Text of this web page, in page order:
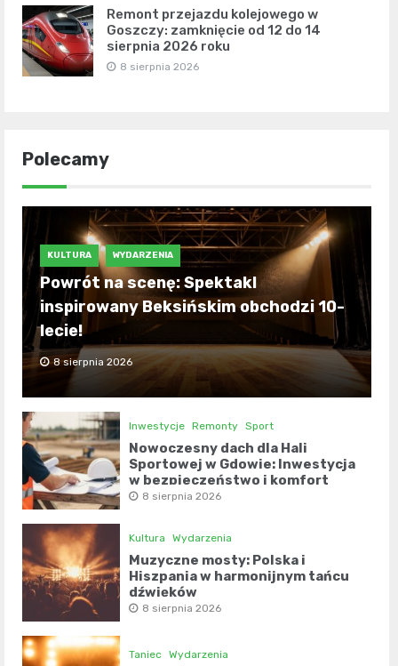
Remont przejazdu kolejowego w
Goszczy: zamknięcie od 12 do 14
sierpnia 2026 roku
8 sierpnia 2026
Polecamy
KULTURA WYDARZENIA
Powrót na scenę: Spektakl
inspirowany Beksińskim obchodzi 10-
lecie!
8 sierpnia 2026
Inwestycje Remonty Sport
Nowoczesny dach dla Hali
Sportowej w Gdowie: Inwestycja
w bezpieczeństwo i komfort
8 sierpnia 2026
Kultura Wydarzenia
Muzyczne mosty: Polska i
Hiszpania w harmonijnym tańcu
dźwięków
8 sierpnia 2026
Taniec Wydarzenia